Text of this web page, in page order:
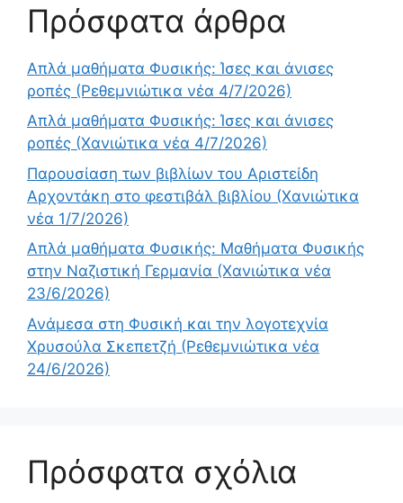
Πρόσφατα άρθρα
Απλά μαθήματα Φυσικής: Ίσες και άνισες
ροπές (Ρεθεμνιώτικα νέα 4/7/2026)
Απλά μαθήματα Φυσικής: Ίσες και άνισες
ροπές (Χανιώτικα νέα 4/7/2026)
Παρουσίαση των βιβλίων του Αριστείδη
Αρχοντάκη στο φεστιβάλ βιβλίου (Χανιώτικα
νέα 1/7/2026)
Απλά μαθήματα Φυσικής: Μαθήματα Φυσικής
στην Ναζιστική Γερμανία (Χανιώτικα νέα
23/6/2026)
Ανάμεσα στη Φυσική και την λογοτεχνία
Χρυσούλα Σκεπετζή (Ρεθεμνιώτικα νέα
24/6/2026)
Πρόσφατα σχόλια